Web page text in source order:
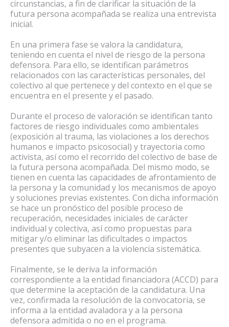
circunstancias, a fin de clarificar la situación de la
futura persona acompañada se realiza una entrevista
inicial.
En una primera fase se valora la candidatura,
teniendo en cuenta el nivel de riesgo de la persona
defensora. Para ello, se identifican parámetros
relacionados con las características personales, del
colectivo al que pertenece y del contexto en el que se
encuentra en el presente y el pasado.
Durante el proceso de valoración se identifican tanto
factores de riesgo individuales como ambientales
(exposición al trauma, las violaciones a los derechos
humanos e impacto psicosocial) y trayectoria como
activista, así como el recorrido del colectivo de base de
la futura persona acompañada. Del mismo modo, se
tienen en cuenta las capacidades de afrontamiento de
la persona y la comunidad y los mecanismos de apoyo
y soluciones previas existentes. Con dicha información
se hace un pronóstico del posible proceso de
recuperación, necesidades iniciales de carácter
individual y colectiva, así como propuestas para
mitigar y/o eliminar las dificultades o impactos
presentes que subyacen a la violencia sistemática.
Finalmente, se le deriva la información
correspondiente a la entidad financiadora (ACCD) para
que determine la aceptación de la candidatura. Una
vez, confirmada la resolución de la convocatoria, se
informa a la entidad avaladora y a la persona
defensora admitida o no en el programa.